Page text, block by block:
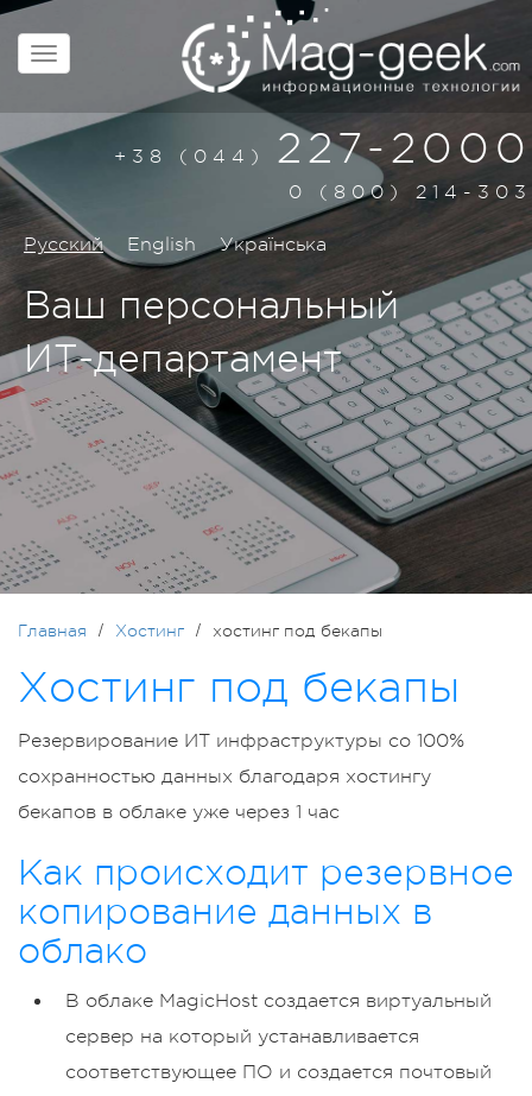
+38 (044) 227-2000
0 (800) 214-303
Ваш персональный
ИТ-департамент
Русский English Українська
Главная Хостинг хостинг под бекапы
Хостинг под бекапы
Резервирование ИТ инфраструктуры со 100%
сохранностью данных благодаря хостингу
бекапов в облаке уже через 1 час
Как происходит резервное
копирование данных в
облако
В облаке MagicHost создается виртуальный
сервер на который устанавливается
соответствующее ПО и создается почтовый